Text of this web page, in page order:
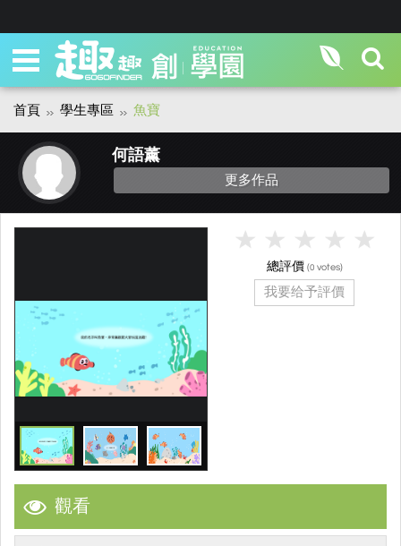
首頁 學生專區 魚寶
何語薰
更多作品
觀看
總評價 (0 votes)
我要给予評價